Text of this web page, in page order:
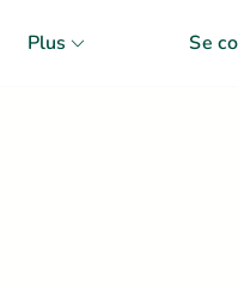
Plus Se